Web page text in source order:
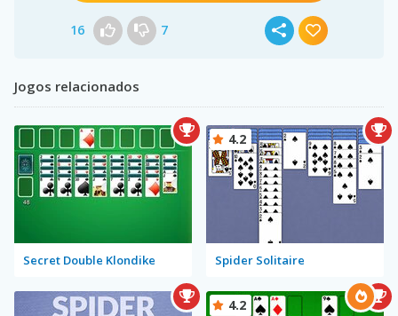
16 7
Jogos relacionados
Secret Double Klondike Spider Solitaire
4.2
4.2